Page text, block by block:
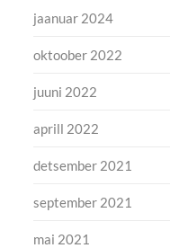
jaanuar 2024
oktoober 2022
juuni 2022
aprill 2022
detsember 2021
september 2021
mai 2021